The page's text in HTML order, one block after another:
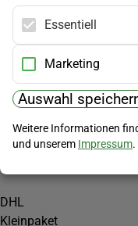
Kundenservice
Widerrufsbelehrung
Versandkosten
PayPal
Vorkasse
Versand
DHL
Kleinpaket
Essentiell
Marketing
Auswahl
Weitere Informationen
und unserem Impressum.